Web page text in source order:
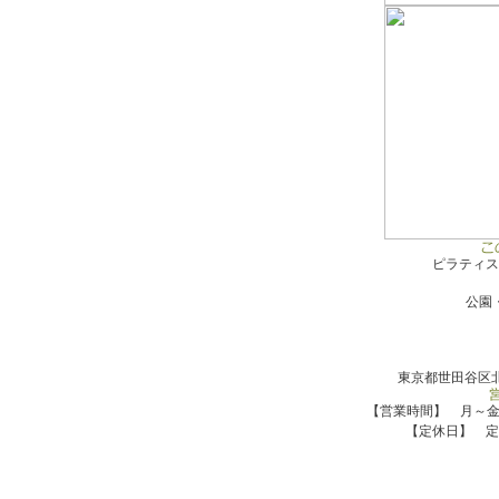
ピラティ
公園
東京都世田谷区
【営業時間】 月～
【定休日】